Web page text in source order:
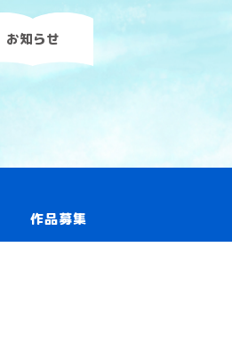
お知らせ
作品募集